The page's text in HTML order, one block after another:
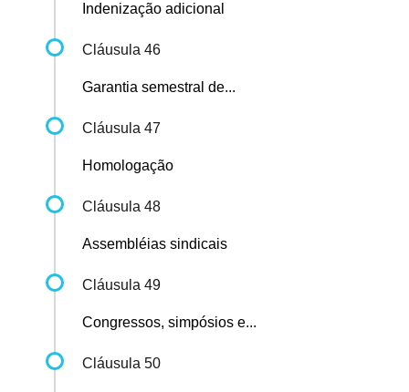
Indenização adicional
Cláusula 46
Garantia semestral de...
Cláusula 47
Homologação
Cláusula 48
Assembléias sindicais
Cláusula 49
Congressos, simpósios e...
Cláusula 50